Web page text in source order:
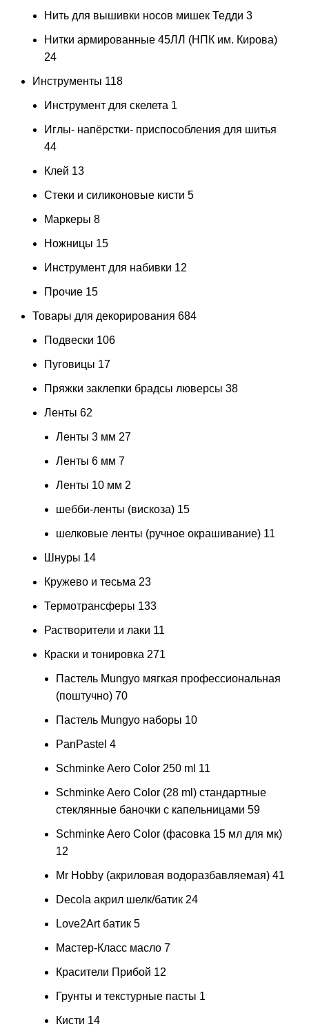
Нить для вышивки носов мишек Тедди 3
Нитки армированные 45ЛЛ (НПК им. Кирова)
24
Инструменты 118
Инструмент для скелета 1
Иглы- напёрстки- приспособления для шитья
44
Клей 13
Стеки и силиконовые кисти 5
Маркеры 8
Ножницы 15
Инструмент для набивки 12
Прочие 15
Товары для декорирования 684
Подвески 106
Пуговицы 17
Пряжки заклепки брадсы люверсы 38
Ленты 62
Ленты 3 мм 27
Ленты 6 мм 7
Ленты 10 мм 2
шебби-ленты (вискоза) 15
шелковые ленты (ручное окрашивание) 11
Шнуры 14
Кружево и тесьма 23
Термотрансферы 133
Растворители и лаки 11
Краски и тонировка 271
Пастель Mungyo мягкая профессиональная
(поштучно) 70
Пастель Mungyo наборы 10
PanPastel 4
Schminke Aero Color 250 ml 11
Schminke Aero Color (28 ml) стандартные
стеклянные баночки с капельницами 59
Schminke Aero Color (фасовка 15 мл для мк)
12
Mr Hobby (акриловая водоразбавляемая) 41
Decola акрил шелк/батик 24
Love2Art батик 5
Мастер-Класс масло 7
Красители Прибой 12
Грунты и текстурные пасты 1
Кисти 14